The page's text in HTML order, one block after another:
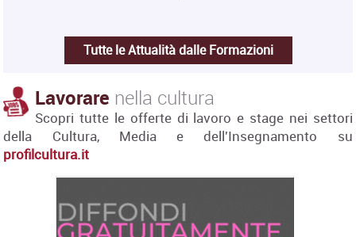
Tutte le Attualità dalle Formazioni
Lavorare nella cultura
Scopri tutte le offerte di lavoro e stage nei settori
della Cultura, Media e dell'Insegnamento su
profilcultura.it